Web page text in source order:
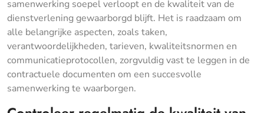
samenwerking soepel verloopt en de kwaliteit van de
dienstverlening gewaarborgd blijft. Het is raadzaam om
alle belangrijke aspecten, zoals taken,
verantwoordelijkheden, tarieven, kwaliteitsnormen en
communicatieprotocollen, zorgvuldig vast te leggen in de
contractuele documenten om een succesvolle
samenwerking te waarborgen.